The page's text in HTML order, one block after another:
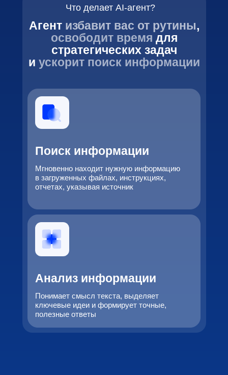
Что делает AI-агент?
Агент избавит вас от рутины,
освободит время для
стратегических задач
и ускорит поиск информации
Поиск информации
Мгновенно находит нужную информацию
в загруженных файлах, инструкциях,
отчетах, указывая источник
Анализ информации
Понимает смысл текста, выделяет
ключевые идеи и формирует точные,
полезные ответы